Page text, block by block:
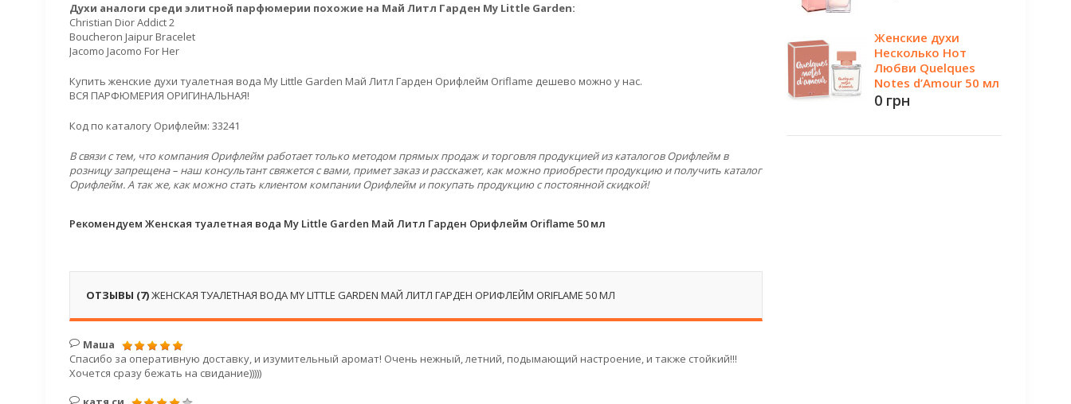
Духи аналоги среди элитной парфюмерии похожие на Май Литл Гарден My Little Garden:
Christian Dior Addict 2
Boucheron Jaipur Bracelet
Jacomo Jacomo For Her
Купить женские духи туалетная вода My Little Garden Май Литл Гарден Орифлейм Oriflame дешево можно у нас.
ВСЯ ПАРФЮМЕРИЯ ОРИГИНАЛЬНАЯ!
Код по каталогу Орифлейм: 33241
В связи с тем, что компания Орифлейм работает только методом прямых продаж и торговля продукцией из каталогов Орифлейм в
розницу запрещена – наш консультант свяжется с вами, примет заказ и расскажет, как можно приобрести продукцию и получить каталог
Орифлейм. А так же, как можно стать клиентом компании Орифлейм и покупать продукцию с постоянной скидкой!
Рекомендуем Женская туалетная вода My Little Garden Май Литл Гарден Орифлейм Oriflame 50 мл
ОТЗЫВЫ (7)ЖЕНСКАЯ ТУАЛЕТНАЯ ВОДА MY LITTLE GARDEN МАЙ ЛИТЛ ГАРДЕН ОРИФЛЕЙМ ORIFLAME 50 МЛ
Маша
Спасибо за оперативную доставку, и изумительный аромат! Очень нежный, летний, подымающий настроение, и также стойкий!!!
Хочется сразу бежать на свидание)))))
Женские духи
Несколько Нот
Любви Quelques
Notes d’Amour 50 мл
0 грн